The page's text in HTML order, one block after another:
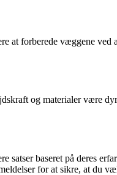
forberede væggene
og materialer være
baseret på deres
for at sikre, at du